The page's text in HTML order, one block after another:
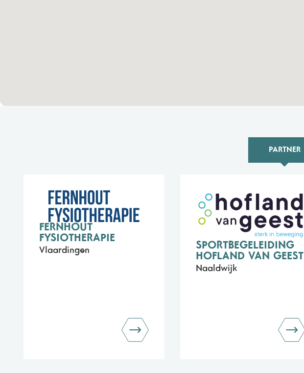
PARTNER
FERNHOUT
FYSIOTHERAPIE
Vlaardingen
SPORTBEGELEIDING
HOFLAND VAN GEEST
Naaldwijk